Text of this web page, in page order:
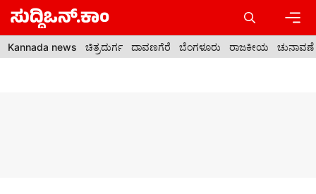
Skip
content
Kannada news ಚಿತ್ರದುರ್ಗ ದಾವಣಗೆರೆ ಬೆಂಗಳೂರು ರಾಜಕೀಯ ಚುನಾವಣೆ